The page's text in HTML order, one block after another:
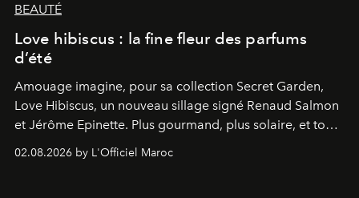
BEAUTÉ
Love hibiscus : la fine fleur des parfums
d’été
Amouage imagine, pour sa collection Secret Garden,
Love Hibiscus, un nouveau sillage signé Renaud Salmon
et Jérôme Epinette. Plus gourmand, plus solaire, et tout
à fait irrésistible.
02.08.2026 by L'Officiel Maroc